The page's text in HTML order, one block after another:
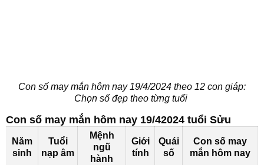
Con số may mắn hôm nay 19/4/2024 theo 12 con giáp:
Chọn số đẹp theo từng tuổi
Con số may mắn hôm nay 19/42024 tuổi Sửu
Năm
sinh
Tuổi
nạp âm
Mệnh
ngũ
hành
Giới
tính
Quái
số
Con số may
mắn hôm nay